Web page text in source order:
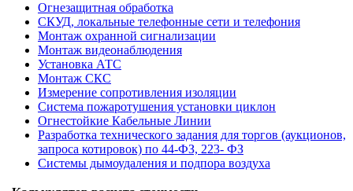
Огнезащитная обработка
СКУД, локальные телефонные сети и телефония
Монтаж охранной сигнализации
Монтаж видеонаблюдения
Установка АТС
Монтаж СКС
Измерение сопротивления изоляции
Система пожаротушения установки циклон
Огнестойкие Кабельные Линии
Разработка технического задания для торгов (аукционов,
запроса котировок) по 44-ФЗ, 223- ФЗ
Системы дымоудаления и подпора воздуха